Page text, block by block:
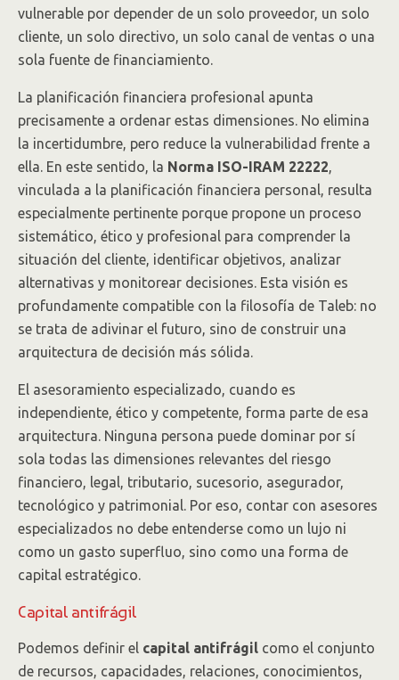
vulnerable por depender de un solo proveedor, un solo
cliente, un solo directivo, un solo canal de ventas o una
sola fuente de financiamiento.
La planificación financiera profesional apunta
precisamente a ordenar estas dimensiones. No elimina
la incertidumbre, pero reduce la vulnerabilidad frente a
ella. En este sentido, la Norma ISO-IRAM 22222,
vinculada a la planificación financiera personal, resulta
especialmente pertinente porque propone un proceso
sistemático, ético y profesional para comprender la
situación del cliente, identificar objetivos, analizar
alternativas y monitorear decisiones. Esta visión es
profundamente compatible con la filosofía de Taleb: no
se trata de adivinar el futuro, sino de construir una
arquitectura de decisión más sólida.
El asesoramiento especializado, cuando es
independiente, ético y competente, forma parte de esa
arquitectura. Ninguna persona puede dominar por sí
sola todas las dimensiones relevantes del riesgo
financiero, legal, tributario, sucesorio, asegurador,
tecnológico y patrimonial. Por eso, contar con asesores
especializados no debe entenderse como un lujo ni
como un gasto superfluo, sino como una forma de
capital estratégico.
Capital antifrágil
Podemos definir el capital antifrágil como el conjunto
de recursos, capacidades, relaciones, conocimientos,